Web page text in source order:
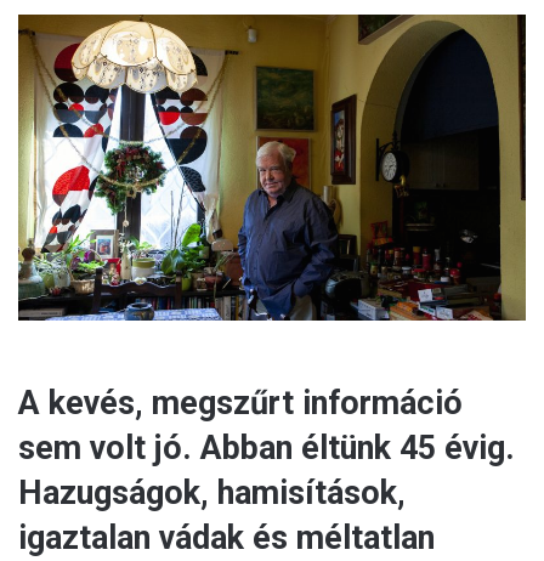
a
n
e
m
a
i
A kevés, megszűrt információ
sem volt jó. Abban éltünk 45 évig.
Hazugságok, hamisítások,
igaztalan vádak és méltatlan